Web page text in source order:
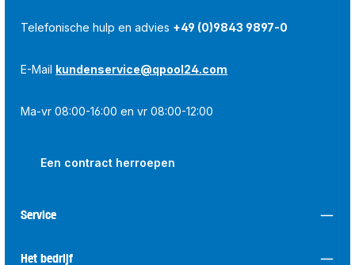
Telefonische hulp en advies +49 (0)9843 9897-0
E-Mail kundenservice@qpool24.com
Ma-vr 08:00-16:00 en vr 08:00-12:00
Een contract herroepen
Service
Het bedrijf